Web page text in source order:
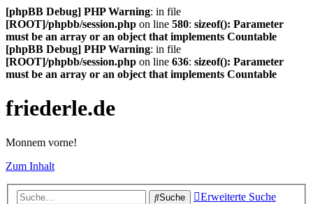
[phpBB Debug] PHP Warning: in file
[ROOT]/phpbb/session.php on line 580: sizeof(): Parameter
must be an array or an object that implements Countable
[phpBB Debug] PHP Warning: in file
[ROOT]/phpbb/session.php on line 636: sizeof(): Parameter
must be an array or an object that implements Countable
friederle.de
Monnem vorne!
Zum Inhalt
Suche Erweiterte Suche